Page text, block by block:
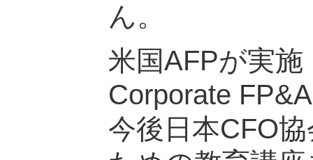
ん。
米国AFPが実
Corporate
今後日本CFO